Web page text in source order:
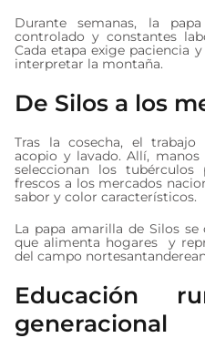
Durante semanas, la
controlado y constantes
Cada etapa exige paciencia
interpretar la montaña.
De Silos a los
Tras la cosecha, el
acopio y lavado. Allí,
seleccionan los
frescos a los mercados
sabor y color característicos.
La papa amarilla de Silos
que alimenta hogares y
del campo
Educación
generacional